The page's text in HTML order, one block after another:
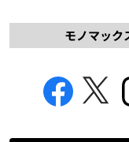
モノマック